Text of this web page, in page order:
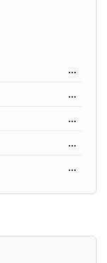
...
...
...
...
...